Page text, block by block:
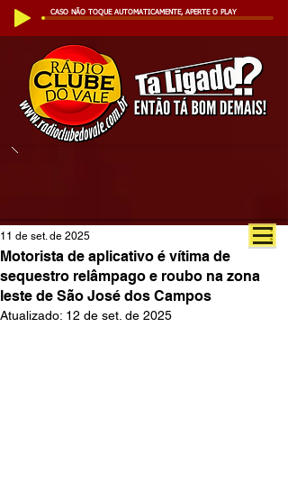
CASO NÃO TOQUE AUTOMATICAMENTE, APERTE O PLAY
Motorista de aplicativo é vítima de
sequestro relâmpago e roubo na zona
leste de São José dos Campos
11 de set. de 2025
Atualizado: 12 de set. de 2025